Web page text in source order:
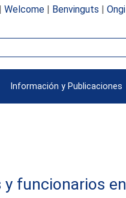
Welcome| Benvinguts |
Información y Publicaciones
funcionarios